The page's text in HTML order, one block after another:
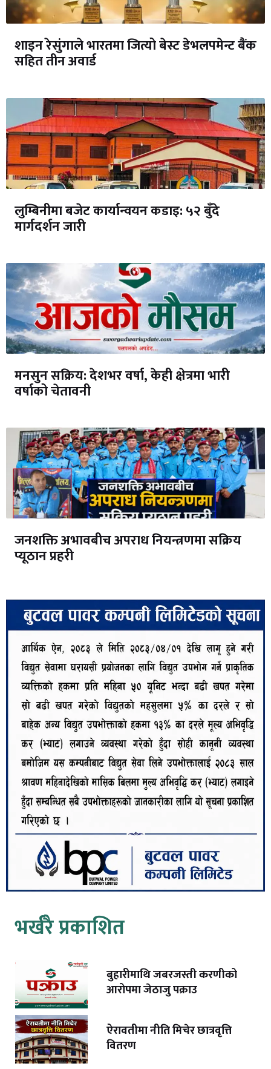
शाइन रेसुंगाले भारतमा जित्यो बेस्ट डेभलपमेन्ट बैंक
सहित तीन अवार्ड
लुम्बिनीमा बजेट कार्यान्वयन कडाइ: ५२ बुँदे
मार्गदर्शन जारी
मनसुन सक्रिय: देशभर वर्षा, केही क्षेत्रमा भारी
वर्षाको चेतावनी
जनशक्ति अभावबीच अपराध नियन्त्रणमा सक्रिय
प्यूठान प्रहरी
भर्खरै प्रकाशित
बुहारीमाथि जबरजस्ती करणीको
आरोपमा जेठाजु पक्राउ
ऐरावतीमा नीति मिचेर छात्रवृत्ति
वितरण